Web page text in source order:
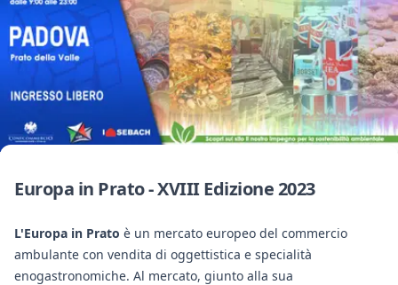
Europa in Prato - XVIII Edizione 2023
L'Europa in Prato è un mercato europeo del commercio
ambulante con vendita di oggettistica e specialità
enogastronomiche. Al mercato, giunto alla sua